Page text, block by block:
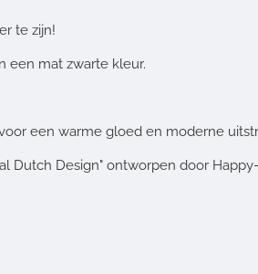
te zijn!
een mat zwarte kleur.
een warme gloed en moderne
Dutch Design" ontworpen door Happy-